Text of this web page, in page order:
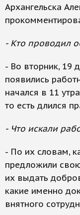
Архангельска
- Кто проводил
- Во вторник, 19
появились
начался в 11
то есть длился
- Что искали
- По их словам,
предложили
их выдать
какие именно
внятного